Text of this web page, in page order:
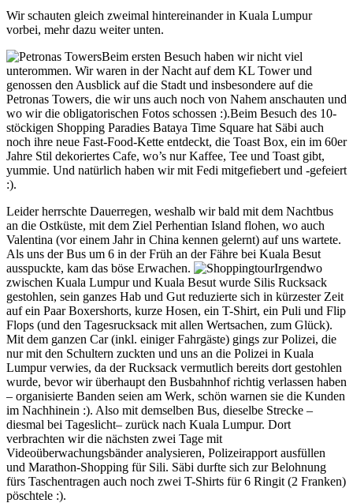
Wir schauten gleich zweimal hintereinander in Kuala Lumpur
vorbei, mehr dazu weiter unten.
Beim ersten Besuch haben wir nicht viel
unterommen. Wir waren in der Nacht auf dem KL Tower und
genossen den Ausblick auf die Stadt und insbesondere auf die
Petronas Towers, die wir uns auch noch von Nahem anschauten und
wo wir die obligatorischen Fotos schossen :).Beim Besuch des 10-
stöckigen Shopping Paradies Bataya Time Square hat Säbi auch
noch ihre neue Fast-Food-Kette entdeckt, die Toast Box, ein im 60er
Jahre Stil dekoriertes Cafe, wo’s nur Kaffee, Tee und Toast gibt,
yummie. Und natürlich haben wir mit Fedi mitgefiebert und -gefeiert
:).
Leider herrschte Dauerregen, weshalb wir bald mit dem Nachtbus
an die Ostküste, mit dem Ziel Perhentian Island flohen, wo auch
Valentina (vor einem Jahr in China kennen gelernt) auf uns wartete.
Als uns der Bus um 6 in der Früh an der Fähre bei Kuala Besut
ausspuckte, kam das böse Erwachen.
Irgendwo
zwischen Kuala Lumpur und Kuala Besut wurde Silis Rucksack
gestohlen, sein ganzes Hab und Gut reduzierte sich in kürzester Zeit
auf ein Paar Boxershorts, kurze Hosen, ein T-Shirt, ein Puli und Flip
Flops (und den Tagesrucksack mit allen Wertsachen, zum Glück).
Mit dem ganzen Car (inkl. einiger Fahrgäste) gings zur Polizei, die
nur mit den Schultern zuckten und uns an die Polizei in Kuala
Lumpur verwies, da der Rucksack vermutlich bereits dort gestohlen
wurde, bevor wir überhaupt den Busbahnhof richtig verlassen haben
– organisierte Banden seien am Werk, schön warnen sie die Kunden
im Nachhinein :). Also mit demselben Bus, dieselbe Strecke –
diesmal bei Tageslicht– zurück nach Kuala Lumpur. Dort
verbrachten wir die nächsten zwei Tage mit
Videoüberwachungsbänder analysieren, Polizeirapport ausfüllen
und Marathon-Shopping für Sili. Säbi durfte sich zur Belohnung
fürs Taschentragen auch noch zwei T-Shirts für 6 Ringit (2 Franken)
pöschtele :).